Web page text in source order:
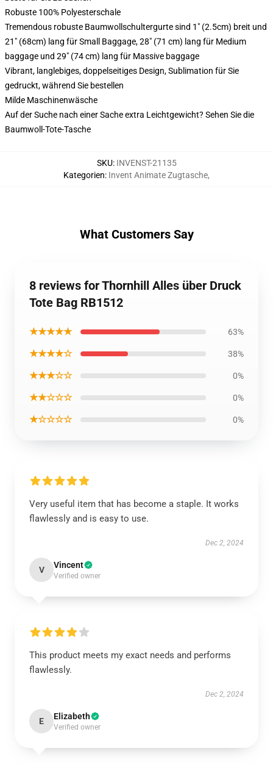
Robuste 100% Polyesterschale
Tremendous robuste Baumwollschultergurte sind 1" (2.5cm) breit und
21" (68cm) lang für Small Baggage, 28" (71 cm) lang für Medium
baggage und 29" (74 cm) lang für Massive baggage
Vibrant, langlebiges, doppelseitiges Design, Sublimation für Sie
gedruckt, während Sie bestellen
Milde Maschinenwäsche
Auf der Suche nach einer Sache extra Leichtgewicht? Sehen Sie die
Baumwoll-Tote-Tasche
SKU: INVENST-21135
Kategorien: Invent Animate Zugtasche,
What Customers Say
8 reviews for Thornhill Alles über Druck
Tote Bag RB1512
★★★★★ 63%
★★★★☆ 38%
★★★☆☆ 0%
★★☆☆☆ 0%
★☆☆☆☆ 0%
Very useful item that has become a staple. It works
flawlessly and is easy to use.
Dec 2, 2024
V Vincent
Verified owner
This product meets my exact needs and performs
flawlessly.
Dec 2, 2024
E Elizabeth
Verified owner